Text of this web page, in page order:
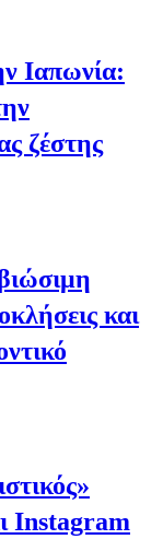
Ιαπωνία:
ζέστης
και
Instagram